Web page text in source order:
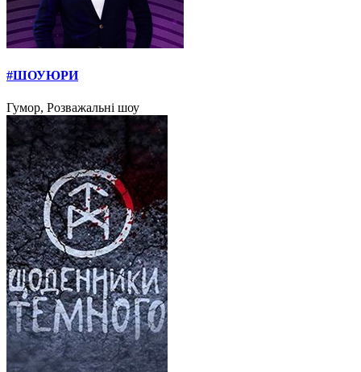
#ШОУЮРИ
Гумор, Розважальні шоу